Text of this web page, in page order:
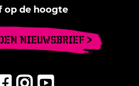
op de hoogte
NIEUWSBRIEF >